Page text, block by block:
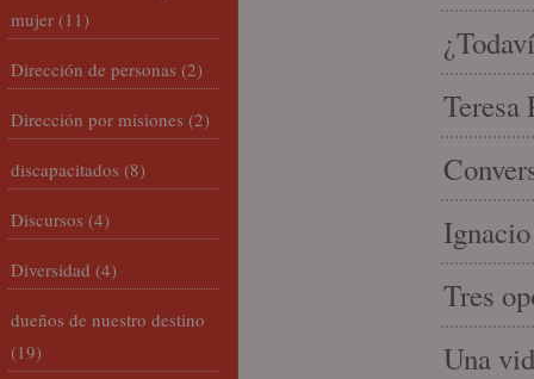
Teresa
Tres
Una
mujer (11)
Dirección de personas (2)
Dirección por misiones (2)
discapacitados (8)
Discursos (4)
Diversidad (4)
dueños de nuestro destino
(19)